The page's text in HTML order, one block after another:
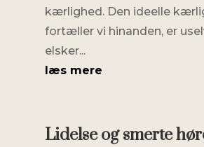
kærlighed. Den ideelle
fortæller vi hinanden, er
elsker...
læs mere
Lidelse og smerte